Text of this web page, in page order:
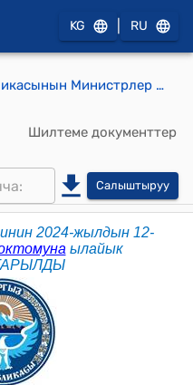
KG RU
Кыргыз Республикасынын Министрлер Кабинетинин 2022-жылдын 27-сентябрындагы № 524 "Кыргыз Республикасынын Экономика жана коммерция министрлигине караштуу Мамлекеттик мүлктү башкаруу боюнча фонддун алдындагы "Талас" соода-базар комплекси мамлекеттик ишканасын жана жер участогун Талас шаарынын мэриясынын муниципалдык менчигине өткөрүп берүү жөнүндө" токтому
Шилтеме документтер
Салыштыруу